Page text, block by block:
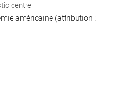
centre
américaine (attribution :